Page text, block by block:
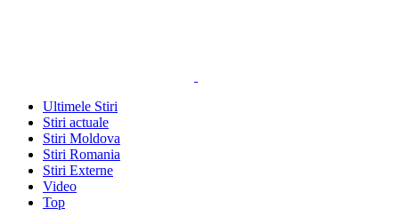
Ultimele Stiri
Stiri actuale
Stiri Moldova
Stiri Romania
Stiri Externe
Video
Top